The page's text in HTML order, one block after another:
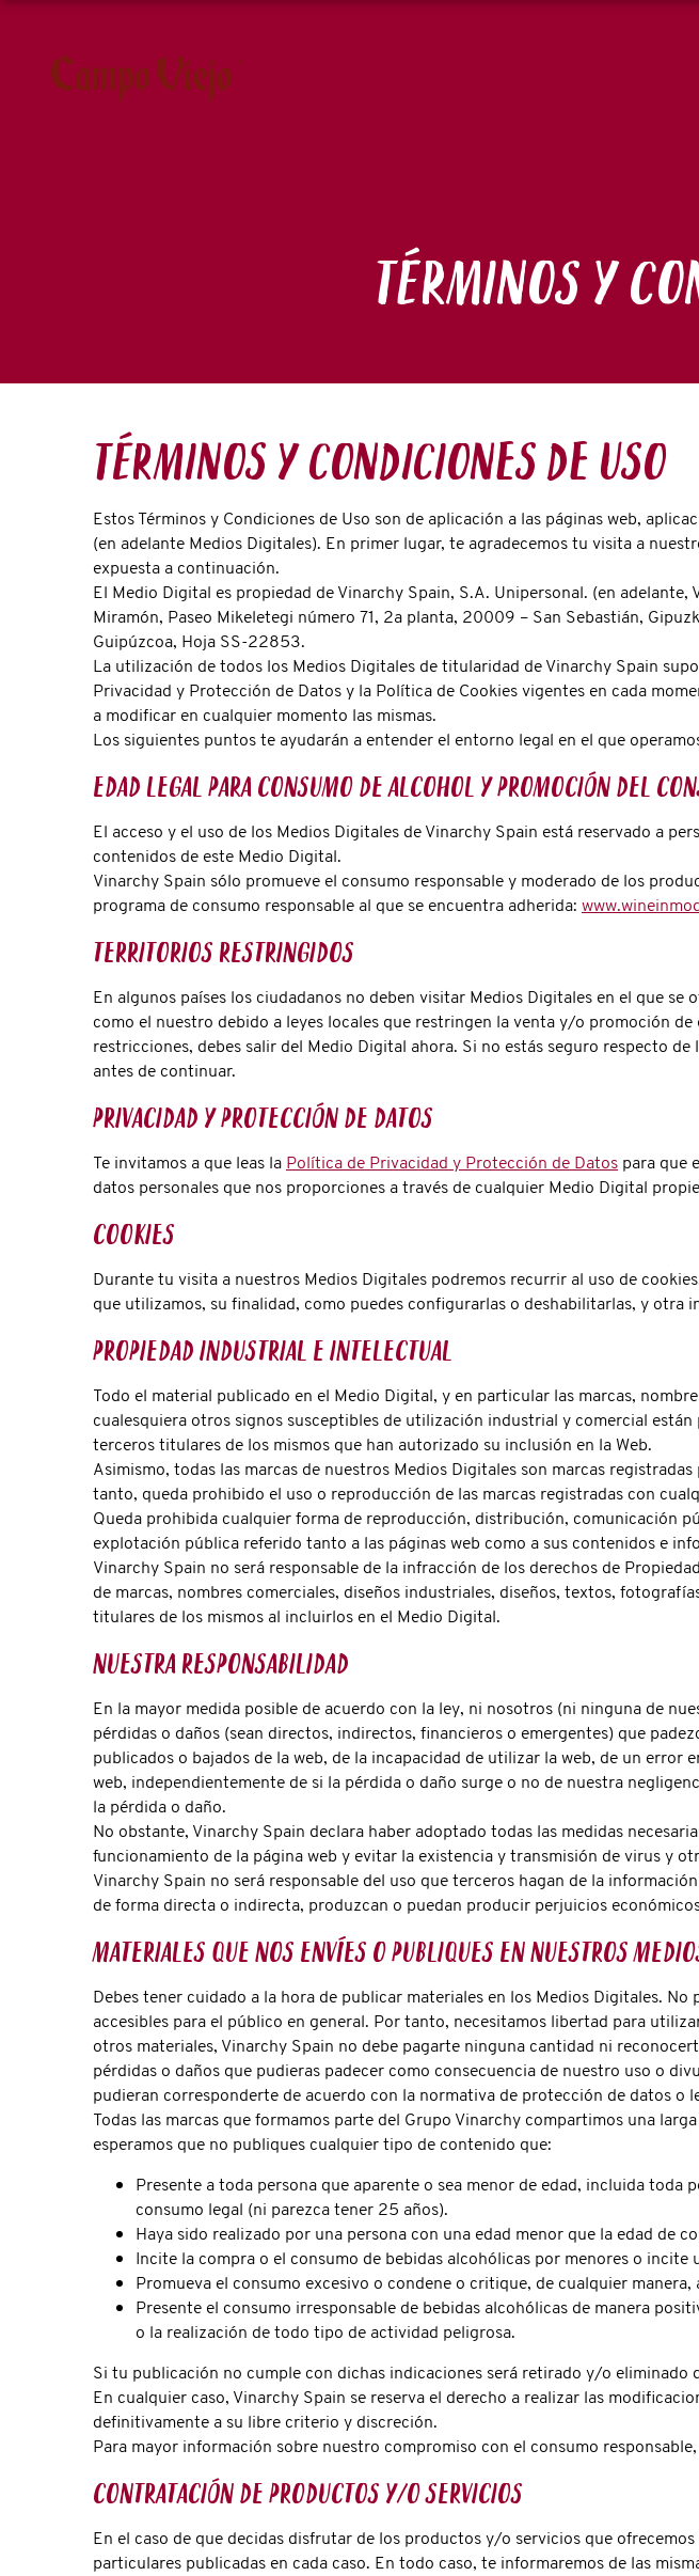
TÉRMINOS Y
TÉRMINOS Y CONDICIONES DE USO
Estos Términos y Condiciones de Uso son de aplicación a las páginas web,
(en adelante Medios Digitales). En primer lugar, te agradecemos tu visita a
expuesta a continuación.
El Medio Digital es propiedad de Vinarchy Spain, S.A. Unipersonal. (en
Miramón, Paseo Mikeletegi número 71, 2a planta, 20009 – San Sebastián,
Guipúzcoa, Hoja SS-22853.
La utilización de todos los Medios Digitales de titularidad de Vinarchy Spain
Privacidad y Protección de Datos y la Política de Cookies vigentes en cada
a modificar en cualquier momento las mismas.
Los siguientes puntos te ayudarán a entender el entorno legal en el que
Edad legal para consumo de alcohol y promoción del
El acceso y el uso de los Medios Digitales de Vinarchy Spain está reservado a
contenidos de este Medio Digital.
Vinarchy Spain sólo promueve el consumo responsable y moderado de los
programa de consumo responsable al que se encuentra adherida:
Territorios restringidos
En algunos países los ciudadanos no deben visitar Medios Digitales en el que
como el nuestro debido a leyes locales que restringen la venta y/o promoción
restricciones, debes salir del Medio Digital ahora. Si no estás seguro respecto
antes de continuar.
Privacidad y Protección de Datos
Te invitamos a que leas la Política de Privacidad y Protección de Datos para que
datos personales que nos proporciones a través de cualquier Medio Digital
Cookies
Durante tu visita a nuestros Medios Digitales podremos recurrir al uso de
que utilizamos, su finalidad, como puedes configurarlas o deshabilitarlas, y otra
Propiedad Industrial e Intelectual
Todo el material publicado en el Medio Digital, y en particular las marcas,
cualesquiera otros signos susceptibles de utilización industrial y comercial
terceros titulares de los mismos que han autorizado su inclusión en la Web.
Asimismo, todas las marcas de nuestros Medios Digitales son marcas
tanto, queda prohibido el uso o reproducción de las marcas registradas con
Queda prohibida cualquier forma de reproducción, distribución, comunicación
explotación pública referido tanto a las páginas web como a sus contenidos e
Vinarchy Spain no será responsable de la infracción de los derechos de
de marcas, nombres comerciales, diseños industriales, diseños, textos,
titulares de los mismos al incluirlos en el Medio Digital.
Nuestra responsabilidad
En la mayor medida posible de acuerdo con la ley, ni nosotros (ni ninguna de
pérdidas o daños (sean directos, indirectos, financieros o emergentes) que
publicados o bajados de la web, de la incapacidad de utilizar la web, de un
web, independientemente de si la pérdida o daño surge o no de nuestra
la pérdida o daño.
No obstante, Vinarchy Spain declara haber adoptado todas las medidas
funcionamiento de la página web y evitar la existencia y transmisión de virus y
Vinarchy Spain no será responsable del uso que terceros hagan de la
de forma directa o indirecta, produzcan o puedan producir perjuicios
Materiales que nos envíes o publiques en nuestros
Debes tener cuidado a la hora de publicar materiales en los Medios Digitales.
accesibles para el público en general. Por tanto, necesitamos libertad para
otros materiales, Vinarchy Spain no debe pagarte ninguna cantidad ni
pérdidas o daños que pudieras padecer como consecuencia de nuestro uso o
pudieran corresponderte de acuerdo con la normativa de protección de datos o
Todas las marcas que formamos parte del Grupo Vinarchy compartimos una
esperamos que no publiques cualquier tipo de contenido que:
Presente a toda persona que aparente o sea menor de edad, incluida
consumo legal (ni parezca tener 25 años).
Haya sido realizado por una persona con una edad menor que la edad de
Incite la compra o el consumo de bebidas alcohólicas por menores o
Promueva el consumo excesivo o condene o critique, de cualquier
Presente el consumo irresponsable de bebidas alcohólicas de manera
o la realización de todo tipo de actividad peligrosa.
Si tu publicación no cumple con dichas indicaciones será retirado y/o eliminado
En cualquier caso, Vinarchy Spain se reserva el derecho a realizar las
definitivamente a su libre criterio y discreción.
Para mayor información sobre nuestro compromiso con el consumo
Contratación de productos y/o servicios
En el caso de que decidas disfrutar de los productos y/o servicios que
particulares publicadas en cada caso. En todo caso, te informaremos de las